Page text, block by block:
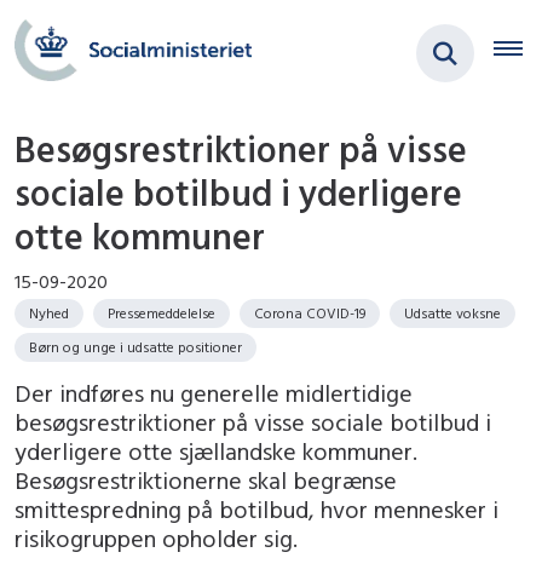
Besøgsrestriktioner på visse
sociale botilbud i yderligere
otte kommuner
15-09-2020
Nyhed Pressemeddelelse Corona COVID-19
Udsatte voksne
Børn og unge i udsatte positioner
Der indføres nu generelle midlertidige
besøgsrestriktioner på visse sociale botilbud i
yderligere otte sjællandske kommuner.
Besøgsrestriktionerne skal begrænse
smittespredning på botilbud, hvor mennesker i
risikogruppen opholder sig.